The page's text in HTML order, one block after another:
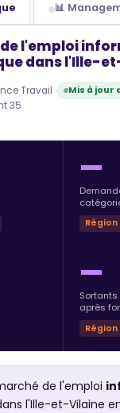
📊
l'emploi
dans l'Ille-
Travail · Mis à jour
35
—
—
Sortants
après
Région
de l'emploi
l'Ille-et-Vilaine